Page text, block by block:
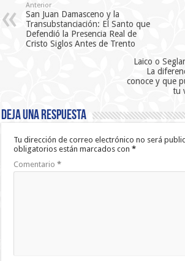
Anterior
San Juan Damasceno y la
Transubstanciación: El Santo que
Defendió la Presencia Real de
Cristo Siglos Antes de Trento
Laico o
La
conoce y que
tu
Deja una respuesta
Tu dirección de correo electrónico no será
obligatorios están marcados con*
Comentario*